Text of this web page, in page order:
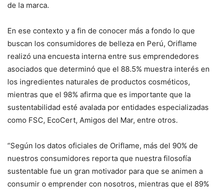
de la marca.
En ese contexto y a fin de conocer más a fondo lo que
buscan los consumidores de belleza en Perú, Oriflame
realizó una encuesta interna entre sus emprendedores
asociados que determinó que el 88.5% muestra interés en
los ingredientes naturales de productos cosméticos,
mientras que el 98% afirma que es importante que la
sustentabilidad esté avalada por entidades especializadas
como FSC, EcoCert, Amigos del Mar, entre otros.
“Según los datos oficiales de Oriflame, más del 90% de
nuestros consumidores reporta que nuestra filosofía
sustentable fue un gran motivador para que se animen a
consumir o emprender con nosotros, mientras que el 89%